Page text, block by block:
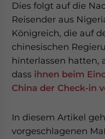
Dies folgt auf die
Reisender aus
Königreich, die auf
chinesischen
hinterlassen hatten,
dass ihnen beim
China der Check-in
In diesem Artikel
vorgeschlagenen